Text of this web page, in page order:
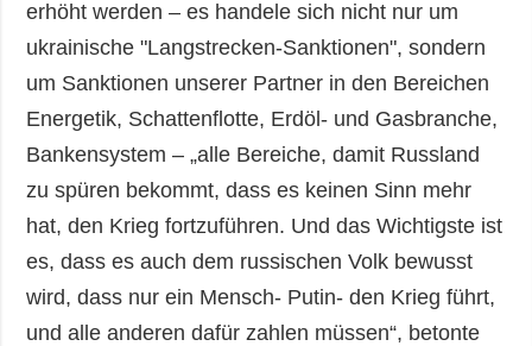
erhöht werden – es handele sich nicht nur um
ukrainische "Langstrecken-Sanktionen", sondern
um Sanktionen unserer Partner in den Bereichen
Energetik, Schattenflotte, Erdöl- und Gasbranche,
Bankensystem – „alle Bereiche, damit Russland
zu spüren bekommt, dass es keinen Sinn mehr
hat, den Krieg fortzuführen. Und das Wichtigste ist
es, dass es auch dem russischen Volk bewusst
wird, dass nur ein Mensch- Putin- den Krieg führt,
und alle anderen dafür zahlen müssen“, betonte